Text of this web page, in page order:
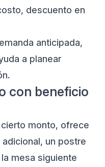
descuento en
anticipada,
a planear
con beneficio
monto, ofrece
un postre
mesa siguiente